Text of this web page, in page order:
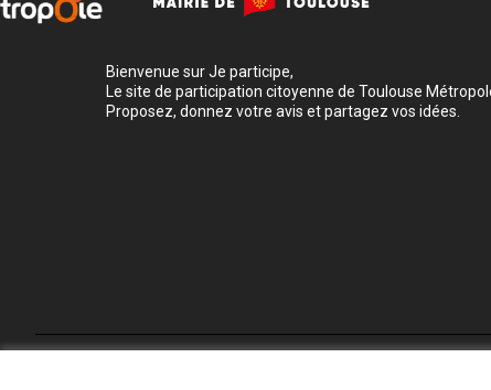
Bienvenue sur Je participe,
Le site de participation citoyenne de Toulouse
Proposez, donnez votre avis et partagez vos idées.